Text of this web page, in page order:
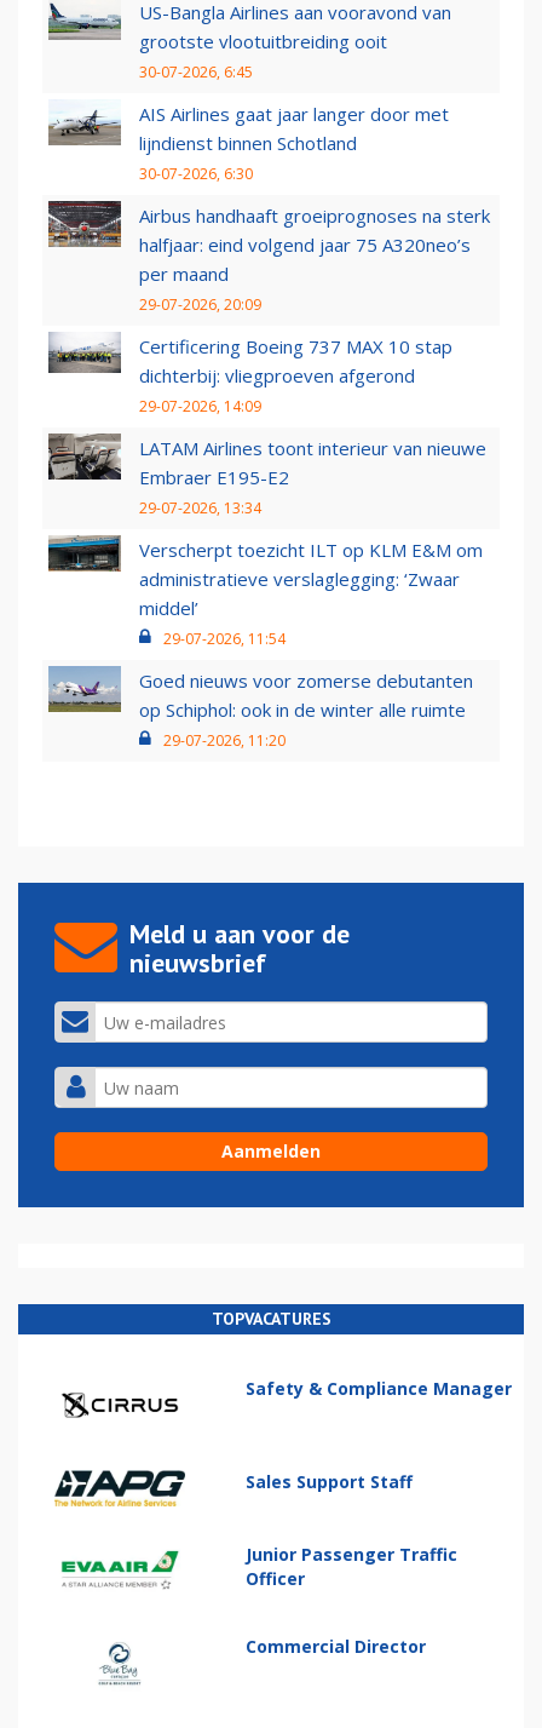
US-Bangla Airlines aan vooravond van
grootste vlootuitbreiding ooit
30-07-2026, 6:45
AIS Airlines gaat jaar langer door met
lijndienst binnen Schotland
30-07-2026, 6:30
Airbus handhaaft groeiprognoses na sterk
halfjaar: eind volgend jaar 75 A320neo’s
per maand
29-07-2026, 20:09
Certificering Boeing 737 MAX 10 stap
dichterbij: vliegproeven afgerond
29-07-2026, 14:09
LATAM Airlines toont interieur van nieuwe
Embraer E195-E2
29-07-2026, 13:34
Verscherpt toezicht ILT op KLM E&M om
administratieve verslaglegging: ‘Zwaar
middel’
29-07-2026, 11:54
Goed nieuws voor zomerse debutanten
op Schiphol: ook in de winter alle ruimte
29-07-2026, 11:20
Meld u aan voor de
nieuwsbrief
TOPVACATURES
Safety & Compliance Manager
Sales Support Staff
Junior Passenger Traffic
Officer
Commercial Director